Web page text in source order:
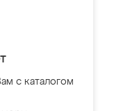
с каталогом